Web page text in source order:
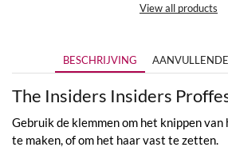
View all products
BESCHRIJVING
The Insiders Insiders
Gebruik de klemmen om het knippen
te maken, of om het haar vast te zetten.